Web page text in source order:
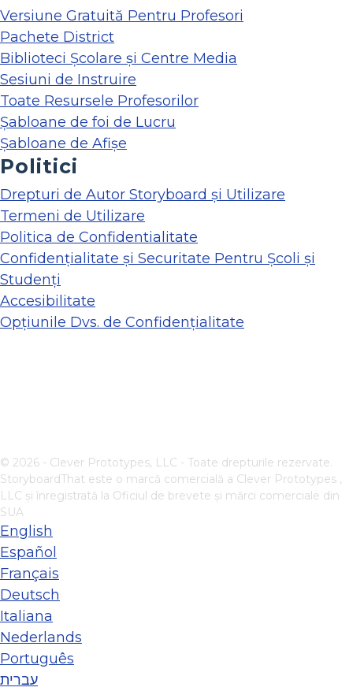
Versiune Gratuită Pentru Profesori
Pachete District
Biblioteci Școlare și Centre Media
Sesiuni de Instruire
Toate Resursele Profesorilor
Șabloane de foi de Lucru
Șabloane de Afișe
Politici
Drepturi de Autor Storyboard și Utilizare
Termeni de Utilizare
Politica de Confidentialitate
Confidențialitate și Securitate Pentru Școli și
Studenți
Accesibilitate
Opțiunile Dvs. de Confidențialitate
© 2026 - Clever Prototypes, LLC - Toate drepturile rezervate.
StoryboardThat este o marcă comercială a Clever Prototypes ,
LLC și înregistrată la Oficiul de brevete și mărci comerciale din
SUA
English
Español
Français
Deutsch
Italiana
Nederlands
Português
עברית